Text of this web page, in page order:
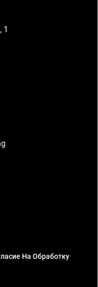
1
На Обработку